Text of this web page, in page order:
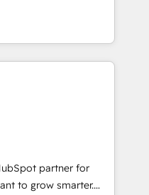
of the Year 🏆2016
Award 🏆2015
🏆2014 HubSpot
Marketplace
operations, scale
of HubSpot.
expertise, we fuse
innovation to deliver
• Onboarding for
Hubs • AI voice
and smart
integration •
• Website
• ERP integration: SAP,
partner for
to grow smarter.